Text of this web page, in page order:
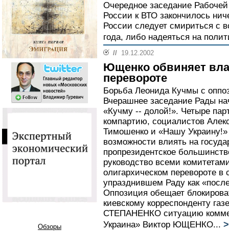
Обзоры
Очередное заседание
России к ВТО закончилось
России следует смириться с
года, либо надеяться на
// 19.12.2002
Ющенко обвиняет
перевороте
Борьба Леонида Кучмы с
Вчерашнее заседание Рады
«Кучму -- долой!». Четыре
компартию, социалистов
Тимошенко и «Нашу
возможности влиять на
пропрезидентское
руководство всеми
олигархическом перевороте в
упразднившем Раду как
Оппозиция обещает
киевскому корреспонденту
СТЕПАНЕНКО ситуацию
Украина» Виктор ЮЩЕНКО...